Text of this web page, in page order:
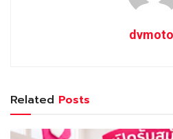
Related Posts